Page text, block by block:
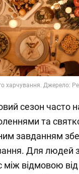
харчування. Джерело:
сезон часто
та
завданням
Для людей
між відмовою